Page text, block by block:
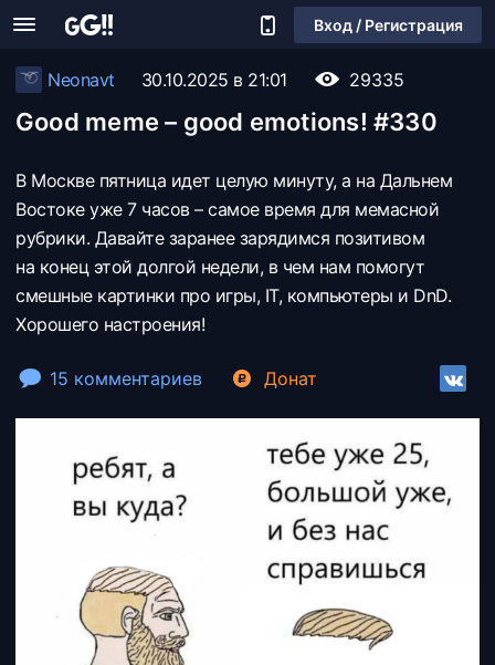
Вход / Регистрация
Neonavt 30.10.2025 в 21:01 29335
Good meme – good emotions! #330
В Москве пятница идет целую минуту, а на Дальнем
Востоке уже 7 часов – самое время для мемасной
рубрики. Давайте заранее зарядимся позитивом
на конец этой долгой недели, в чем нам помогут
смешные картинки про игры, IT, компьютеры и DnD.
Хорошего настроения!
15 комментариев Донат